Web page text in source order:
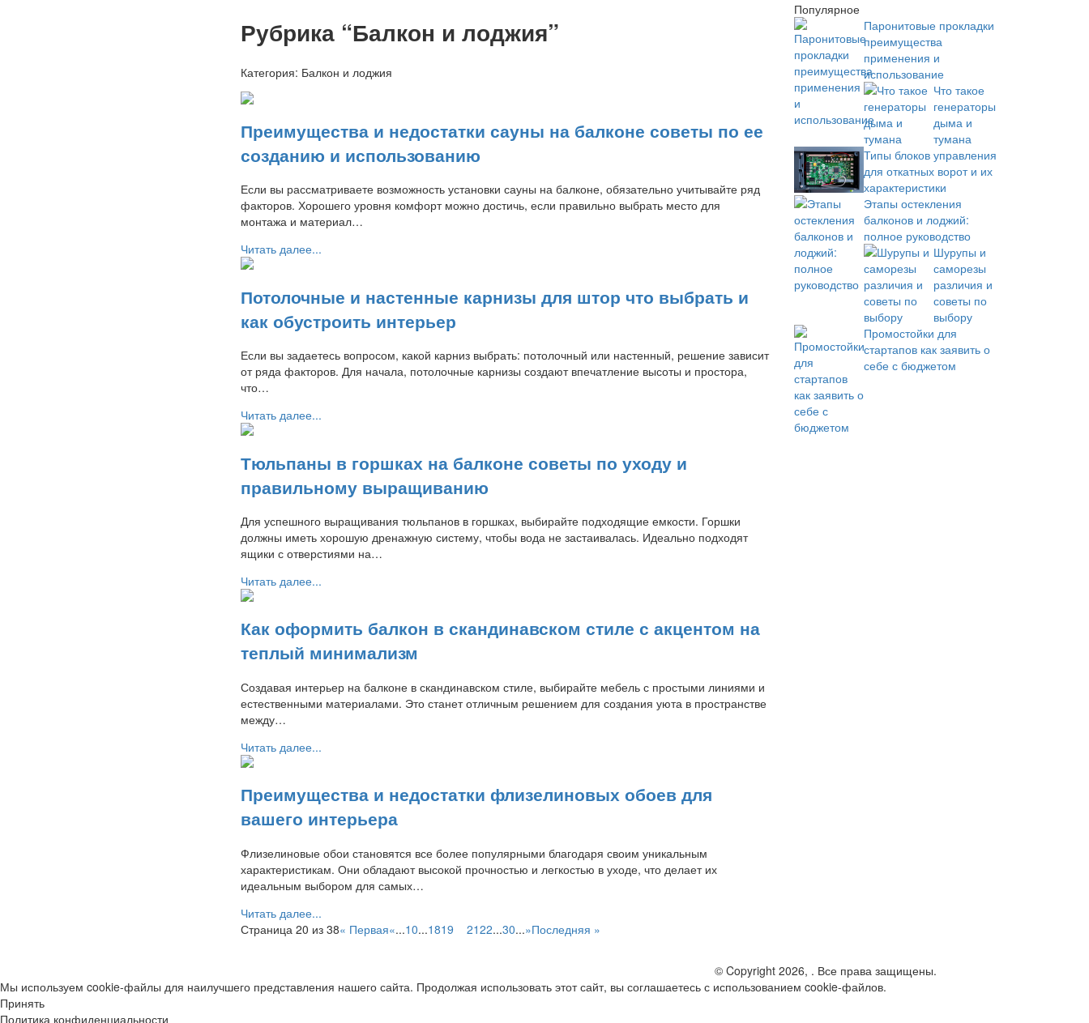
Рубрика “Балкон и лоджия”
Категория: Балкон и лоджия
Преимущества и недостатки сауны на балконе советы по ее
созданию и использованию
Если вы рассматриваете возможность установки сауны на балконе, обязательно учитывайте ряд
факторов. Хорошего уровня комфорт можно достичь, если правильно выбрать место для
монтажа и материал…
Читать далее...
Потолочные и настенные карнизы для штор что выбрать и
как обустроить интерьер
Если вы задаетесь вопросом, какой карниз выбрать: потолочный или настенный, решение зависит
от ряда факторов. Для начала, потолочные карнизы создают впечатление высоты и простора,
что…
Читать далее...
Тюльпаны в горшках на балконе советы по уходу и
правильному выращиванию
Для успешного выращивания тюльпанов в горшках, выбирайте подходящие емкости. Горшки
должны иметь хорошую дренажную систему, чтобы вода не застаивалась. Идеально подходят
ящики с отверстиями на…
Читать далее...
Как оформить балкон в скандинавском стиле с акцентом на
теплый минимализм
Создавая интерьер на балконе в скандинавском стиле, выбирайте мебель с простыми линиями и
естественными материалами. Это станет отличным решением для создания уюта в пространстве
между…
Читать далее...
Преимущества и недостатки флизелиновых обоев для
вашего интерьера
Флизелиновые обои становятся все более популярными благодаря своим уникальным
характеристикам. Они обладают высокой прочностью и легкостью в уходе, что делает их
идеальным выбором для самых…
Читать далее...
Страница 20 из 38« Первая«...10...1819 2122...30...»Последняя »
Популярное
Паронитовые прокладки
преимущества
применения и
использование
Что такое
генераторы
дыма и
тумана
Типы блоков управления
для откатных ворот и их
характеристики
Этапы остекления
балконов и лоджий:
полное руководство
Шурупы и
саморезы
различия и
советы по
выбору
Промостойки для
стартапов как заявить о
себе с бюджетом
© Copyright 2026, . Все права защищены.
Мы используем cookie-файлы для наилучшего представления нашего сайта. Продолжая использовать этот сайт, вы соглашаетесь с использованием cookie-файлов.
Принять
Политика конфиденциальности